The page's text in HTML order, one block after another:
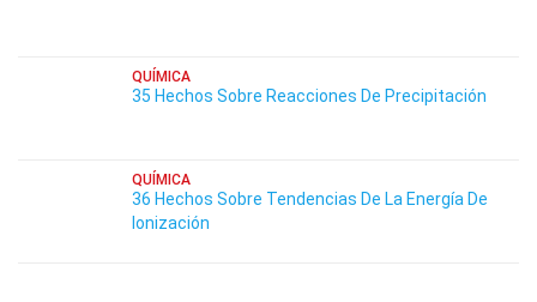
QUÍMICA
35 Hechos Sobre Reacciones De Precipitación
QUÍMICA
36 Hechos Sobre Tendencias De La Energía De
Ionización